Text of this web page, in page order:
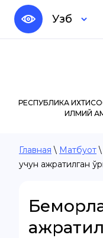
РЕСПУБЛИКА
ИЛМИЙ
Узб
Главная \ Матбуот\
учун ажратилган